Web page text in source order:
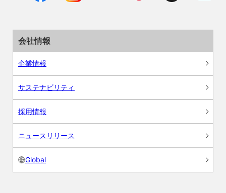
会社情報
企業情報
サステナビリティ
採用情報
ニュースリリース
Global